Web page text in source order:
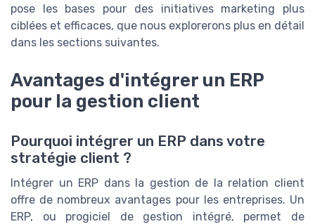
pose les bases pour des initiatives marketing plus
ciblées et efficaces, que nous explorerons plus en détail
dans les sections suivantes.
Avantages d'intégrer un ERP
pour la gestion client
Pourquoi intégrer un ERP dans votre
stratégie client ?
Intégrer un ERP dans la gestion de la relation client
offre de nombreux avantages pour les entreprises. Un
ERP, ou progiciel de gestion intégré, permet de